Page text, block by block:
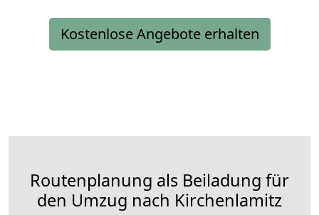
Kostenlose Angebote erhalten
Routenplanung als Beiladung für
den Umzug nach Kirchenlamitz